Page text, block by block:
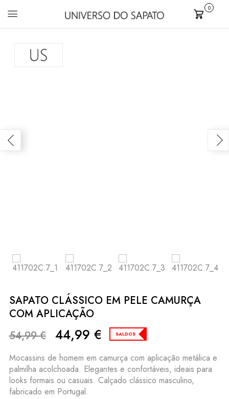
Carrinho
0
SAPATO CLÁSSICO EM PELE CAMURÇA
COM APLICAÇÃO
54,99€ 44,99 € SALDOS
Mocassins de homem em camurça com aplicação metálica e
palmilha acolchoada. Elegantes e confortáveis, ideais para
looks formais ou casuais. Calçado clássico masculino,
fabricado em Portugal.